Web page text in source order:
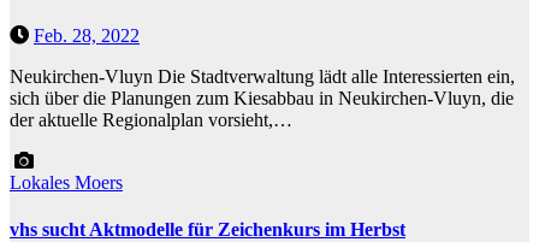
Feb. 28, 2022
Neukirchen-Vluyn Die Stadtverwaltung lädt alle Interessierten ein,
sich über die Planungen zum Kiesabbau in Neukirchen-Vluyn, die
der aktuelle Regionalplan vorsieht,…
Lokales Moers
vhs sucht Aktmodelle für Zeichenkurs im Herbst